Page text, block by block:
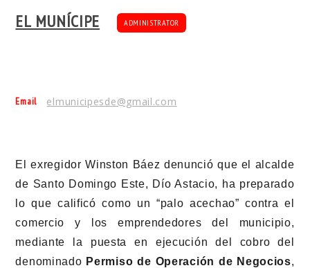
EL MUNÍCIPE ADMINISTRATOR
Email elmunicipesde@gmail.com
El exregidor Winston Báez denunció que el alcalde
de Santo Domingo Este, Dío Astacio, ha preparado
lo que calificó como un “palo acechao” contra el
comercio y los emprendedores del municipio,
mediante la puesta en ejecución del cobro del
denominado Permiso de Operación de Negocios,